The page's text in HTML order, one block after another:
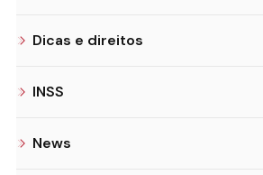
Dicas e direitos
INSS
News